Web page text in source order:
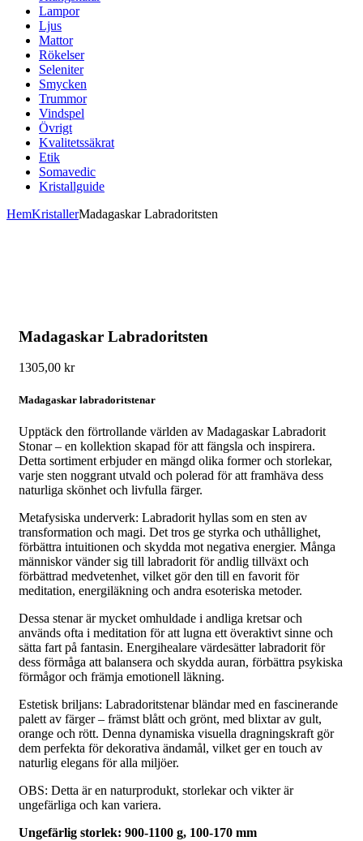
Lampor
Ljus
Mattor
Rökelser
Seleniter
Smycken
Trummor
Vindspel
Övrigt
Kvalitetssäkrat
Etik
Somavedic
Kristallguide
HemKristallerMadagaskar Labradoritsten
Madagaskar Labradoritsten
1305,00 kr
Madagaskar labradoritstenar
Upptäck den förtrollande världen av Madagaskar Labradorit
Stonar – en kollektion skapad för att fängsla och inspirera.
Detta sortiment erbjuder en mängd olika former och storlekar,
varje sten noggrant utvald och polerad för att framhäva dess
naturliga skönhet och livfulla färger.
Metafysiska underverk: Labradorit hyllas som en sten av
transformation och magi. Det tros ge styrka och uthållighet,
förbättra intuitionen och skydda mot negativa energier. Många
människor vänder sig till labradorit för andlig tillväxt och
förbättrad medvetenhet, vilket gör den till en favorit för
meditation, energiläkning och andra esoteriska metoder.
Dessa stenar är mycket omhuldade i andliga kretsar och
används ofta i meditation för att lugna ett överaktivt sinne och
sätta fart på fantasin. Energihealare värdesätter labradorit för
dess förmåga att balansera och skydda auran, förbättra psykiska
förmågor och främja emotionell läkning.
Estetisk briljans: Labradoritstenar bländar med en fascinerande
palett av färger – främst blått och grönt, med blixtar av gult,
orange och rött. Denna dynamiska visuella dragningskraft gör
dem perfekta för dekorativa ändamål, vilket ger en touch av
naturlig elegans för alla miljöer.
OBS: Detta är en naturprodukt, storlekar och vikter är
ungefärliga och kan variera.
Ungefärlig storlek: 900-1100 g, 100-170 mm